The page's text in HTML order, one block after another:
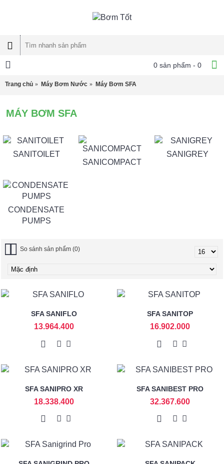
0 sản phẩm - 0
Trang chủ Máy Bơm Nước Máy Bơm SFA
MÁY BƠM SFA
SANITOILET
SANICOMPACT
SANIGREY
CONDENSATE
PUMPS
So sánh sản phẩm (0)
SFA SANIFLO
13.964.400
SFA SANITOP
16.902.000
SFA SANIPRO XR
18.338.400
SFA SANIBEST PRO
32.367.600